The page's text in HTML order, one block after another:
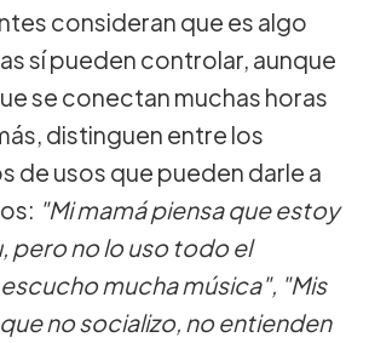
consideran que es algo
sí pueden controlar, aunque
se conectan muchas horas
distinguen entre los
de usos que pueden darle a
"Mi mamá piensa que estoy
pero no lo uso todo el
mucha música", "Mis
no socializo, no entienden